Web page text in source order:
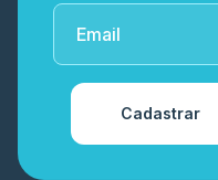
Cadastrar